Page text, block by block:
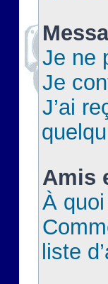
Je ne
Je
J’ai
Amis
À
liste